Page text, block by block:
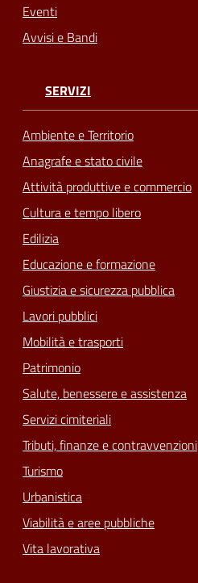
Eventi
Avvisi e Bandi
SERVIZI
Ambiente e Territorio
Anagrafe e stato civile
Attività produttive e commercio
Cultura e tempo libero
Edilizia
Educazione e formazione
Giustizia e sicurezza pubblica
Lavori pubblici
Mobilità e trasporti
Patrimonio
Salute, benessere e assistenza
Servizi cimiteriali
Tributi, finanze e contravvenzioni
Turismo
Urbanistica
Viabilità e aree pubbliche
Vita lavorativa